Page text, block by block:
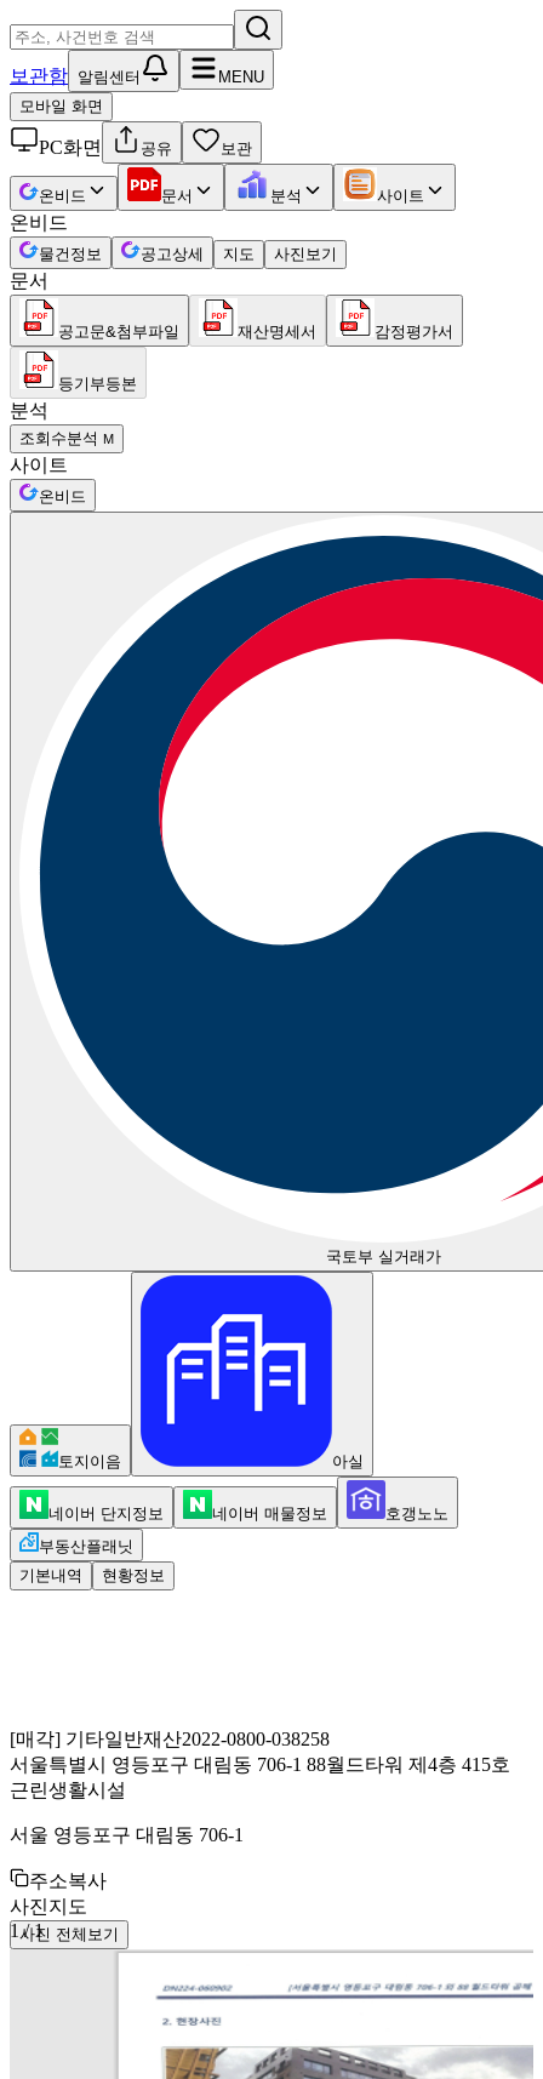
보관함 알림센터
MENU
모바일 화면
PC화면 공유 보관
온비드 문서 분석 사이트
온비드
물건정보 공고상세 지도 사진보기
문서
공고문&첨부파일 재산명세서 감정평가서
등기부등본
분석
조회수분석 M
사이트
온비드
국토부 실거래가
토지이음 아실
네이버 단지정보 네이버 매물정보
호갱노노
부동산플래닛
기본내역
현황정보
[매각] 기타일반재산2022-0800-038258
서울특별시 영등포구 대림동 706-1 88월드타워 제4층 415호
근린생활시설
서울 영등포구 대림동 706-1
주소복사
사진지도
1 /1
사진 전체보기